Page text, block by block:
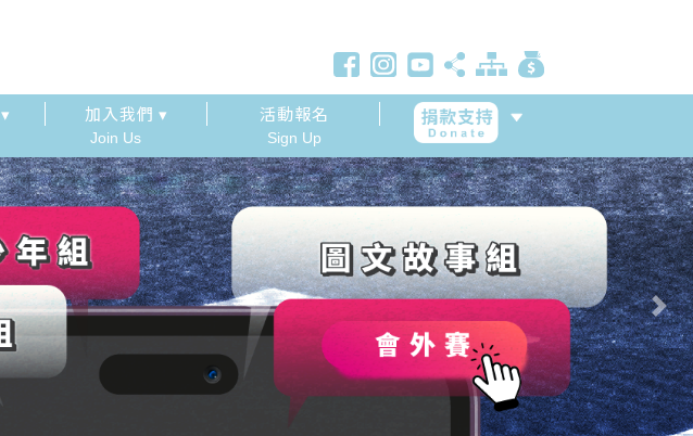
加入我們 ▾
Join Us
活動報名
Sign Up
Next